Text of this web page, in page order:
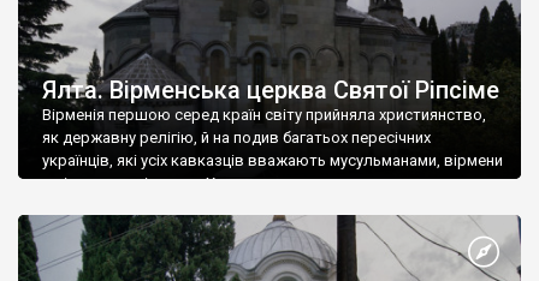
Ялта. Вірменська церква Святої Ріпсіме
Вірменія першою серед країн світу прийняла християнство,
як державну релігію, й на подив багатьох пересічних
українців, які усіх кавказців вважають мусульманами, вірмени
є відданими вірянами Христа